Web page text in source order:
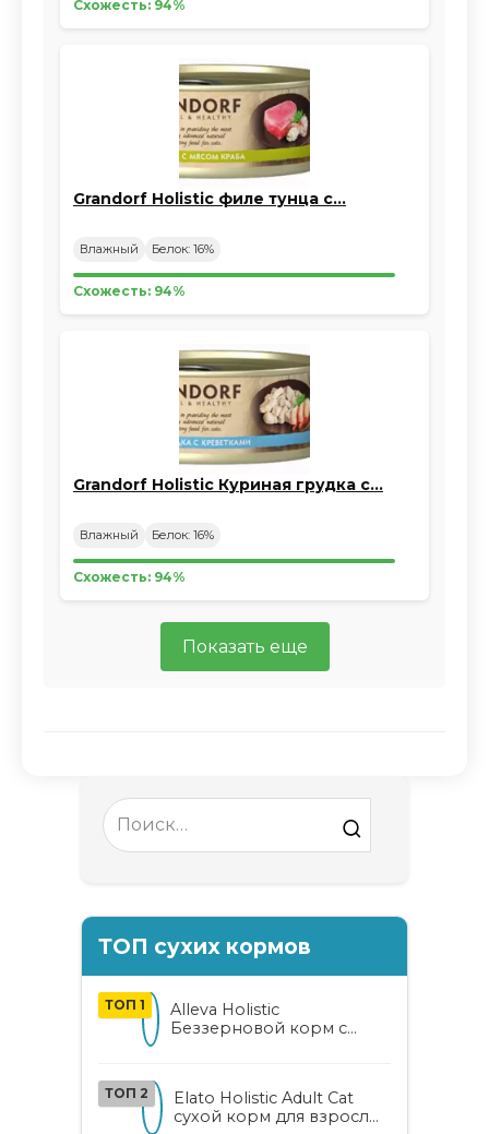
Схожесть: 94%
Grandorf Holistic филе тунца с…
Влажный Белок: 16%
Схожесть: 94%
Grandorf Holistic Куриная грудка с…
Влажный Белок: 16%
Схожесть: 94%
Показать еще
Search
for:
ТОП сухих кормов
ТОП 1
Alleva Holistic
Беззерновой корм с
ТОП 2
Elato Holistic Adult Cat
сухой корм для взрослых